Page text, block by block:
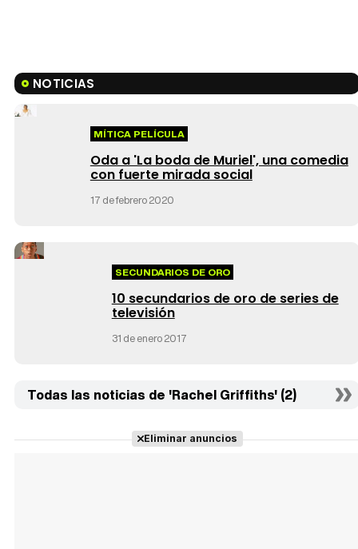
NOTICIAS
MÍTICA PELÍCULA
Oda a 'La boda de Muriel', una comedia
con fuerte mirada social
17 de febrero 2020
SECUNDARIOS DE ORO
10 secundarios de oro de series de
televisión
31 de enero 2017
Todas las noticias de 'Rachel Griffiths' (2)
Eliminar anuncios